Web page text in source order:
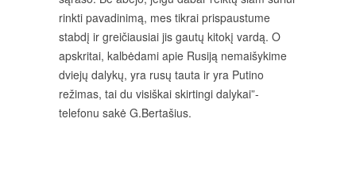
rinkti pavadinimą, mes tikrai prispaustume
stabdį ir greičiausiai jis gautų kitokį vardą. O
apskritai, kalbėdami apie Rusiją nemaišykime
dviejų dalykų, yra rusų tauta ir yra Putino
režimas, tai du visiškai skirtingi dalykai”-
telefonu sakė G.Bertašius.